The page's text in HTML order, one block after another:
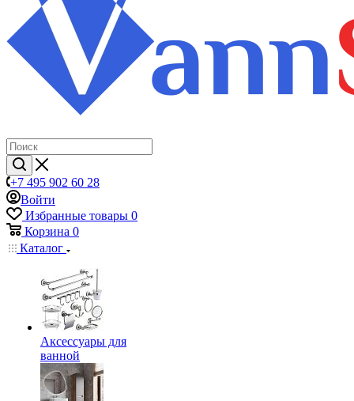
+7 495 902 60 28
Войти
Избранные товары 0
Корзина 0
Каталог
Аксессуары для
ванной